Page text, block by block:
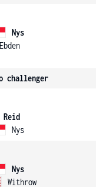
Nys
Ebden
challenger
Reid
Nys
Nys
Withrow